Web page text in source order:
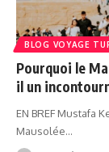
BLOG VOYAGE
Pourquoi le
il un
EN BREF Mustafa
Mausolée…